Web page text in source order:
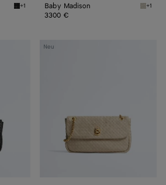
Black Baby Madison
+1 Baby Madison Silica
+1
3300 €
Neu
Madison